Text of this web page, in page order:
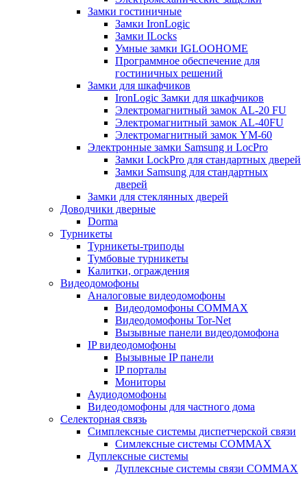
Замки гостиничные
Замки IronLogic
Замки ILocks
Умные замки IGLOOHOME
Программное обеспечение для
гостиничных решений
Замки для шкафчиков
IronLogic Замки для шкафчиков
Электромагнитный замок AL-20 FU
Электромагнитный замок AL-40FU
Электромагнитный замок YM-60
Электронные замки Samsung и LocPro
Замки LockPro для стандартных дверей
Замки Samsung для стандартных
дверей
Замки для стеклянных дверей
Доводчики дверные
Dorma
Турникеты
Турникеты-триподы
Тумбовые турникеты
Калитки, ограждения
Видеодомофоны
Аналоговые видеодомофоны
Видеодомофоны COMMAX
Видеодомофоны Tor-Net
Вызывные панели видеодомофона
IP видеодомофоны
Вызывные IP панели
IP порталы
Мониторы
Аудиодомофоны
Видеодомофоны для частного дома
Селекторная связь
Симплексные системы диспетчерской связи
Симлексные системы COMMAX
Дуплексные системы
Дуплексные системы связи COMMAX